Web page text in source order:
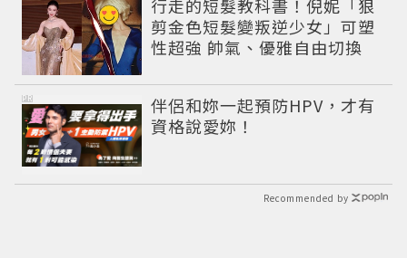
行走的短髮教科書！倪妮「狠
剪金色短髮變叛逆少女」可塑
性超強 帥氣、優雅自由切換
伴侶和妳一起預防HPV，才有
資格說愛妳！
PR
Recommended by